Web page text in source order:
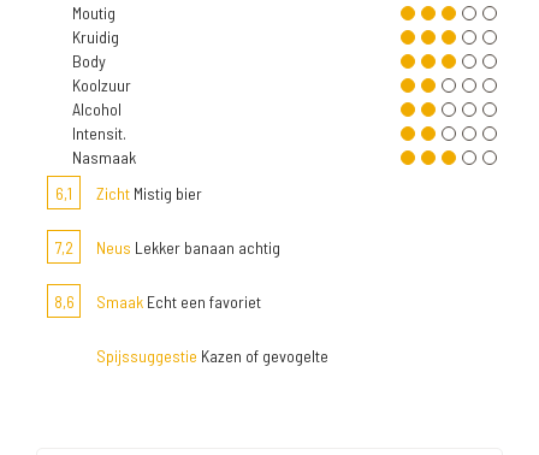
Moutig
Kruidig
Body
Koolzuur
Alcohol
Intensit.
Nasmaak
6,1
Zicht Mistig bier
7,2 Neus Lekker banaan achtig
8,6 Smaak Echt een favoriet
Spijssuggestie Kazen of gevogelte